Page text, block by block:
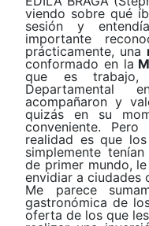
viendo sobre qué
sesión y
importante
prácticamente, una
conformado en la
que es trabajo,
acompañaron y
quizás en su
conveniente.
realidad es que
simplemente
de primer mundo,
envidiar a ciudades
Me parece
gastronómica de
oferta de los que